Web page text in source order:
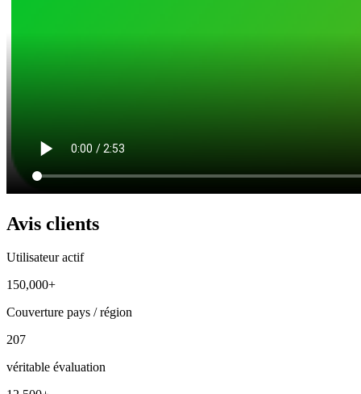
Avis clients
Utilisateur actif
150,000+
Couverture pays / région
207
véritable évaluation